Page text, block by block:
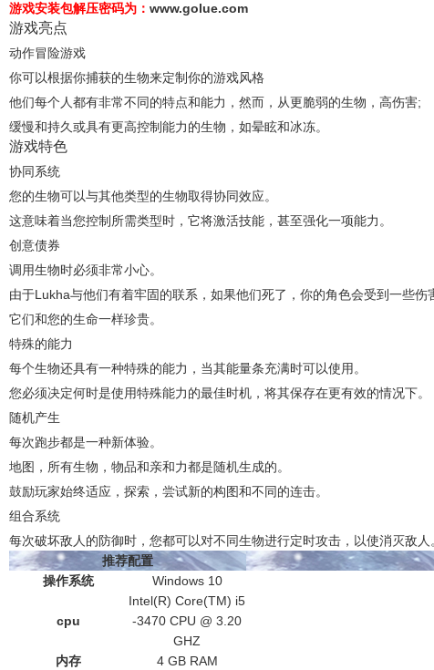
游戏安装包解压密码为： www.golue.com
游戏亮点
动作冒险游戏
你可以根据你捕获的生物来定制你的游戏风格
他们每个人都有非常不同的特点和能力，然而，从更脆弱的生物，高伤害;
缓慢和持久或具有更高控制能力的生物，如晕眩和冰冻。
游戏特色
协同系统
您的生物可以与其他类型的生物取得协同效应。
这意味着当您控制所需类型时，它将激活技能，甚至强化一项能力。
创意债券
调用生物时必须非常小心。
由于Lukha与他们有着牢固的联系，如果他们死了，你的角色会受到一些伤
它们和您的生命一样珍贵。
特殊的能力
每个生物还具有一种特殊的能力，当其能量条充满时可以使用。
您必须决定何时是使用特殊能力的最佳时机，将其保存在更有效的情况下。
随机产生
每次跑步都是一种新体验。
地图，所有生物，物品和亲和力都是随机生成的。
鼓励玩家始终适应，探索，尝试新的构图和不同的连击。
组合系统
每次破坏敌人的防御时，您都可以对不同生物进行定时攻击，以使消灭敌人
推荐配置
操作系统
Windows 10
cpu
Intel(R) Core(TM) i5
-3470 CPU @ 3.20
GHZ
内存 4 GB RAM